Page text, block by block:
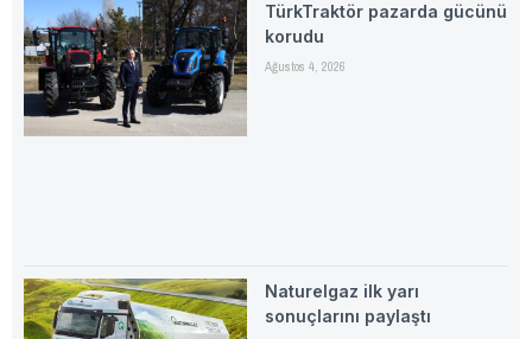
TürkTraktör pazarda gücünü
korudu
Ağustos 4, 2026
Naturelgaz ilk yarı
sonuçlarını paylaştı